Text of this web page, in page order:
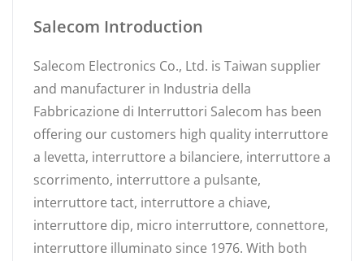
Salecom Introduction
Salecom Electronics Co., Ltd. is Taiwan supplier
and manufacturer in Industria della
Fabbricazione di Interruttori Salecom has been
offering our customers high quality interruttore
a levetta, interruttore a bilanciere, interruttore a
scorrimento, interruttore a pulsante,
interruttore tact, interruttore a chiave,
interruttore dip, micro interruttore, connettore,
interruttore illuminato since 1976. With both